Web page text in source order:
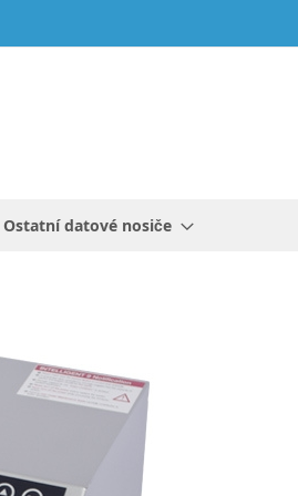
Ostatní datové nosiče